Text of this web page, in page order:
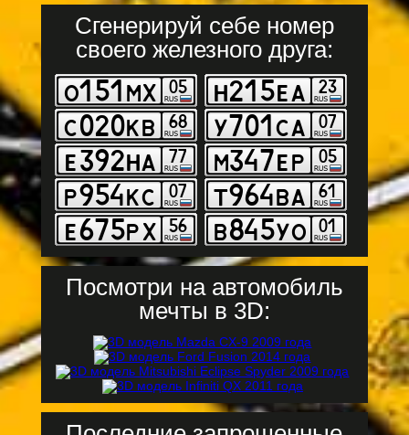
Сгенерируй себе номер
своего железного друга:
Посмотри на автомобиль
мечты в 3D: